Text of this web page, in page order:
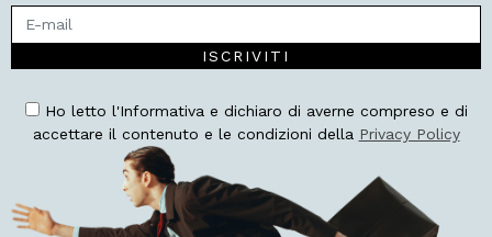
ISCRIVITI
Ho letto l'Informativa e dichiaro di averne compreso e di
accettare il contenuto e le condizioni della Privacy Policy